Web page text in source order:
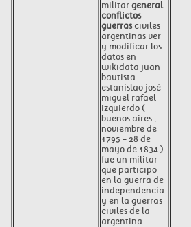
militar general
conflictos
guerrasciviles
argentinas ver
y modificar los
datos en
wikidata juan
bautista
estanislao josé
miguel rafael
izquierdo (
buenos aires ,
noviembre de
1795 - 28 de
mayo de 1834 )
fue un militar
que participó
en la guerra de
independencia
y en la guerras
civiles de la
argentina .